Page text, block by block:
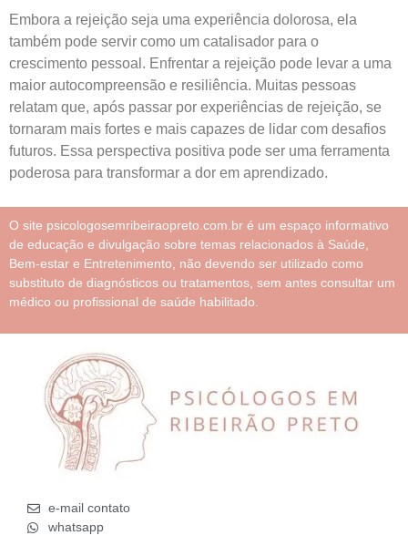
Embora a rejeição seja uma experiência dolorosa, ela
também pode servir como um catalisador para o
crescimento pessoal. Enfrentar a rejeição pode levar a uma
maior autocompreensão e resiliência. Muitas pessoas
relatam que, após passar por experiências de rejeição, se
tornaram mais fortes e mais capazes de lidar com desafios
futuros. Essa perspectiva positiva pode ser uma ferramenta
poderosa para transformar a dor em aprendizado.
O site psicologosemribeiraopreto.com.br é um espaço informativo
de educação e divulgação sobre temas relacionados à Saúde,
Bem-estar e Entretenimento, não devendo ser utilizado como
substituto de diagnósticos ou tratamentos, sem antes consultar um
médico ou profissional de saúde habilitado.
e-mail contato
whatsapp